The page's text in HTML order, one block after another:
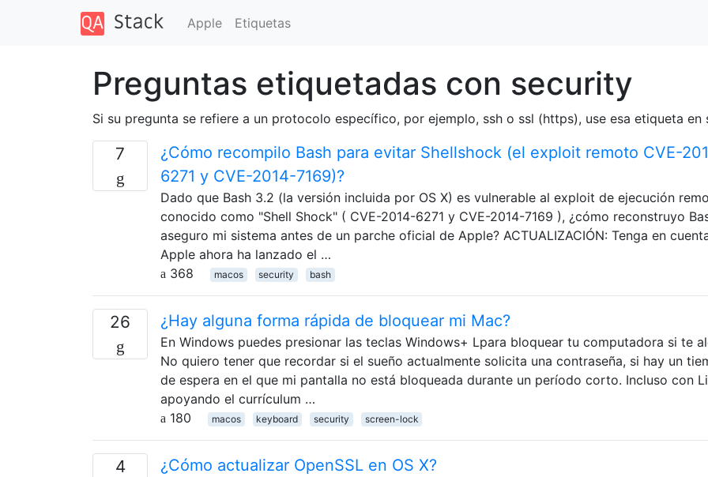
Apple Etiquetas
Preguntas etiquetadas con security
Si su pregunta se refiere a un protocolo específico, por ejemplo, ssh o ssl (https), use esa etiqueta en
7
¿Cómo recompilo Bash para evitar Shellshock (el exploit remoto CVE-
6271 y CVE-2014-7169)?
Dado que Bash 3.2 (la versión incluida por OS X) es vulnerable al exploit de ejecución
conocido como "Shell Shock" ( CVE-2014-6271 y CVE-2014-7169 ), ¿cómo reconstruyo
aseguro mi sistema antes de un parche oficial de Apple? ACTUALIZACIÓN: Tenga en
Apple ahora ha lanzado el …
368
macos security bash
26 ¿Hay alguna forma rápida de bloquear mi Mac?
En Windows puedes presionar las teclas Windows+ Lpara bloquear tu computadora si te
No quiero tener que recordar si el sueño actualmente solicita una contraseña, si hay un
de espera en el que mi pantalla no está bloqueada durante un período corto. Incluso con
apoyando el currículum …
180
macos keyboard security screen-lock
4 ¿Cómo actualizar OpenSSL en OS X?